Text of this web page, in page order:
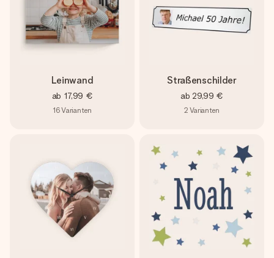
Leinwand
ab 17,99 €
16Varianten
Straßenschilder
ab 29,99 €
2 Varianten